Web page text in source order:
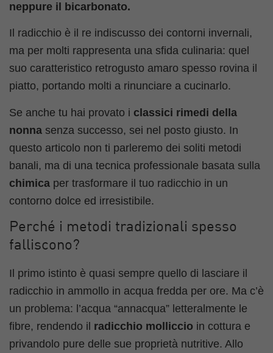
neppure il bicarbonato.
Il radicchio è il re indiscusso dei contorni invernali,
ma per molti rappresenta una sfida culinaria: quel
suo caratteristico retrogusto amaro spesso rovina il
piatto, portando molti a rinunciare a cucinarlo.
Se anche tu hai provato i classici rimedi della
nonna senza successo, sei nel posto giusto. In
questo articolo non ti parleremo dei soliti metodi
banali, ma di una tecnica professionale basata sulla
chimica per trasformare il tuo radicchio in un
contorno dolce ed irresistibile.
Perché i metodi tradizionali spesso
falliscono?
Il primo istinto è quasi sempre quello di lasciare il
radicchio in ammollo in acqua fredda per ore. Ma c’è
un problema: l’acqua “annacqua” letteralmente le
fibre, rendendo il radicchio molliccio in cottura e
privandolo pure delle sue proprietà nutritive. Allo